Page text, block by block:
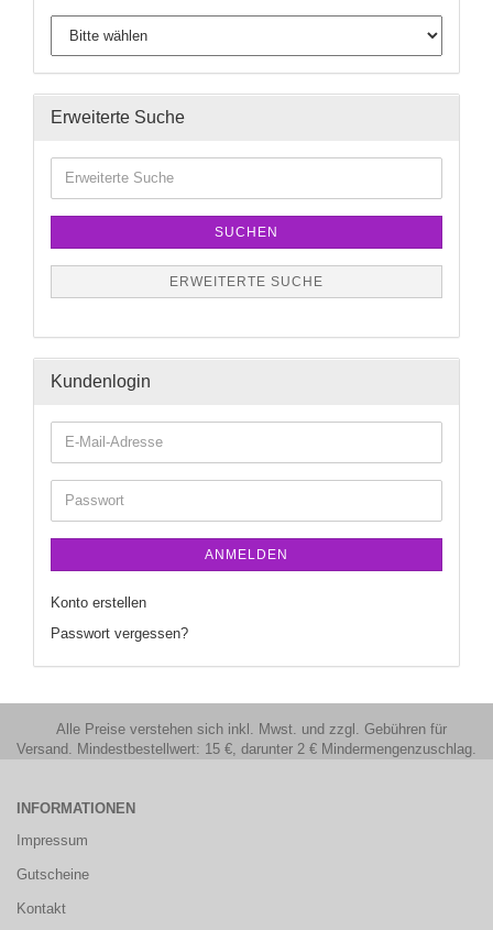
Erweiterte Suche
SUCHEN
ERWEITERTE SUCHE
Kundenlogin
ANMELDEN
Konto erstellen
Passwort vergessen?
Alle Preise verstehen sich inkl. Mwst. und zzgl. Gebühren für
Versand. Mindestbestellwert: 15 €, darunter 2 € Mindermengenzuschlag.
INFORMATIONEN
Impressum
Gutscheine
Kontakt